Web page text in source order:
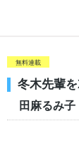
無料連載
冬木先輩
田麻るみ子